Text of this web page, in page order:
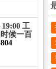
工
候一百